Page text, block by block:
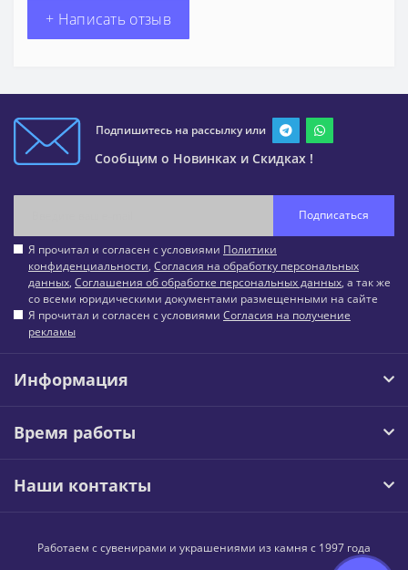
+ Написать отзыв
Подпишитесь на рассылку или
Сообщим о Новинках и Скидках !
Подписаться
Я прочитал и согласен с условиями Политики
конфиденциальности, Согласия на обработку персональных
данных, Соглашения об обработке персональных данных, а так же
со всеми юридическими документами размещенными на сайте
Я прочитал и согласен с условиями Согласия на получение
рекламы
Информация
Время работы
Наши контакты
Работаем с сувенирами и украшениями из камня с 1997 года